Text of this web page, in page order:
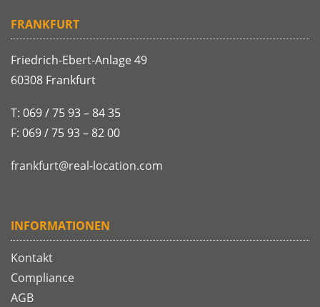
FRANKFURT
Friedrich-Ebert-Anlage 49
60308 Frankfurt
T: 069 / 75 93 – 84 35
F: 069 / 75 93 – 82 00
frankfurt@real-location.com
INFORMATIONEN
Kontakt
Compliance
AGB